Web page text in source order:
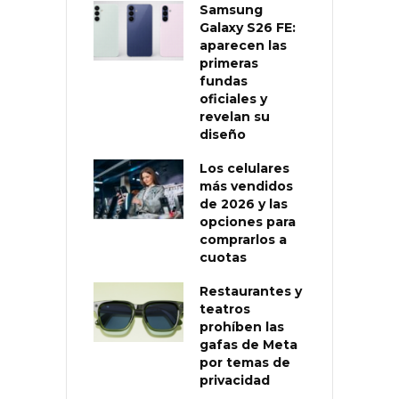
Samsung
Galaxy S26 FE:
aparecen las
primeras
fundas
oficiales y
revelan su
diseño
Los celulares
más vendidos
de 2026 y las
opciones para
comprarlos a
cuotas
Restaurantes y
teatros
prohíben las
gafas de Meta
por temas de
privacidad